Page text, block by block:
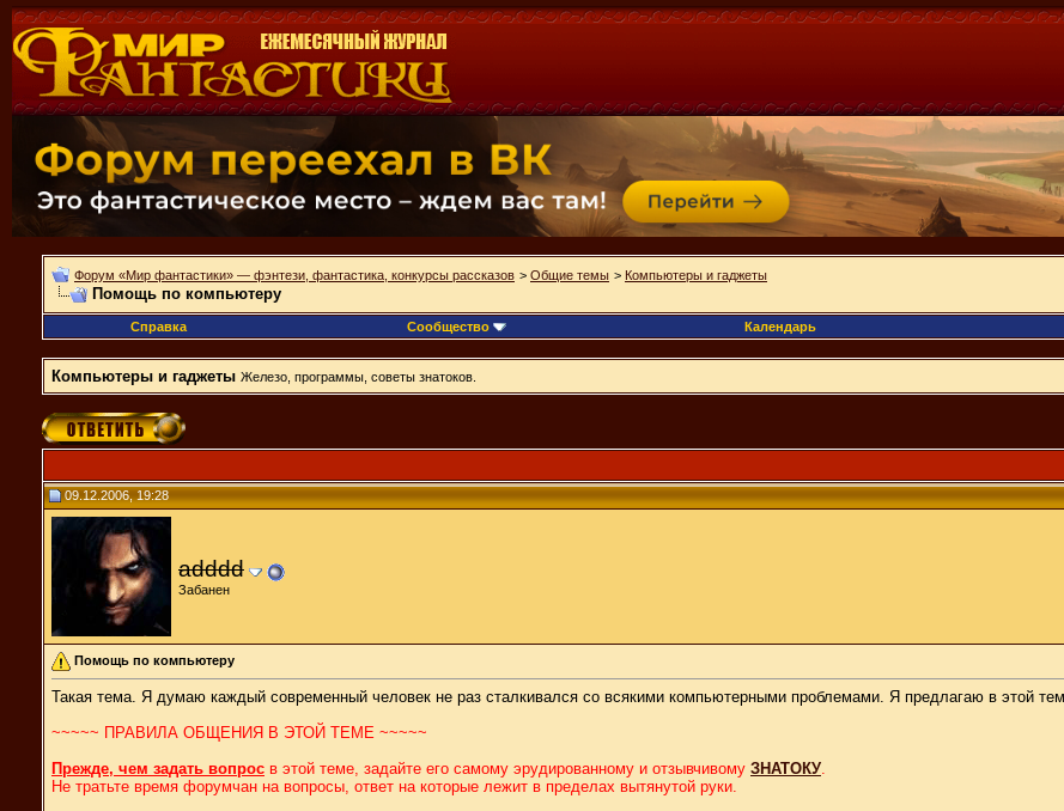
Форум «Мир фантастики» — фэнтези, фантастика, конкурсы рассказов > Общие темы > Компьютеры и гаджеты
Помощь по компьютеру
Справка
Сообщество Календарь
Компьютеры и гаджеты Железо, программы, советы знатоков.
09.12.2006, 19:28
adddd
Забанен
Помощь по компьютеру
Такая тема. Я думаю каждый современный человек не раз сталкивался со всякими компьютерными проблемами. Я предлагаю в этой
~~~~~ ПРАВИЛА ОБЩЕНИЯ В ЭТОЙ ТЕМЕ ~~~~~
Прежде, чем задать вопрос в этой теме, задайте его самому эрудированному и отзывчивому ЗНАТОКУ
Не тратьте время форумчан на вопросы, ответ на которые лежит в пределах вытянутой руки.